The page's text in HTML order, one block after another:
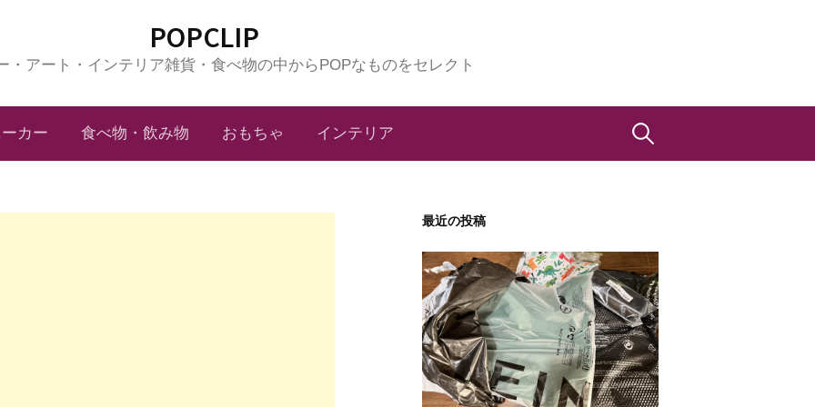
POPCLIP
・アート・インテリア雑貨・食べ物の中からPOPなものをセレクト
カー 食べ物・飲み物 おもちゃ インテリア 検
最近の投稿